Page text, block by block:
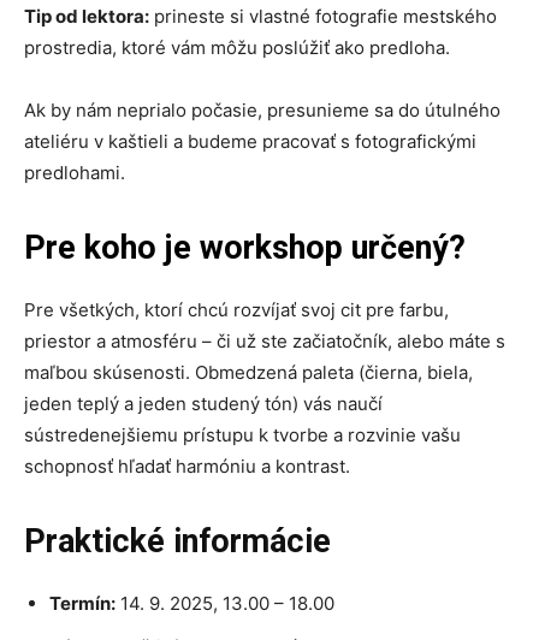
Tip od lektora: prineste si vlastné fotografie mestského
prostredia, ktoré vám môžu poslúžiť ako predloha.
Ak by nám neprialo počasie, presunieme sa do útulného
ateliéru v kaštieli a budeme pracovať s fotografickými
predlohami.
Pre koho je workshop určený?
Pre všetkých, ktorí chcú rozvíjať svoj cit pre farbu,
priestor a atmosféru – či už ste začiatočník, alebo máte s
maľbou skúsenosti. Obmedzená paleta (čierna, biela,
jeden teplý a jeden studený tón) vás naučí
sústredenejšiemu prístupu k tvorbe a rozvinie vašu
schopnosť hľadať harmóniu a kontrast.
Praktické informácie
Termín: 14. 9. 2025, 13.00 – 18.00